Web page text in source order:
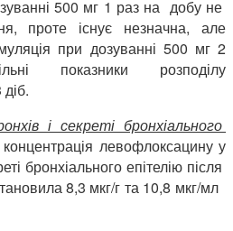
500 мг 1 раз на добу не
проте існує незначна, але
при дозуванні 500 мг 2
показники розподілу
і секреті бронхіального
левофлоксацину у
бронхіального епітелію після
8,3 мкг/г та 10,8 мкг/мл